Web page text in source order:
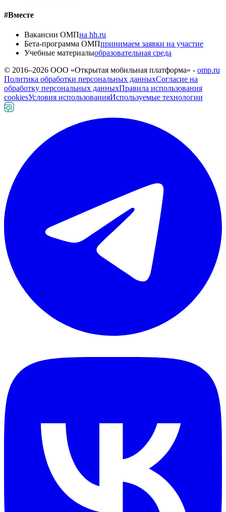
#Вместе
Вакансии ОМПна hh.ru
Бета-программа ОМПпринимаем заявки на участие
Учебные материалыобразовательная среда
© 2016–2026 ООО «Открытая мобильная платформа» - omp.ru
Политика обработки персональных данныхСогласие на
обработку персональных данныхПравила использования
cookiesУсловия использованияИспользуемые технологии